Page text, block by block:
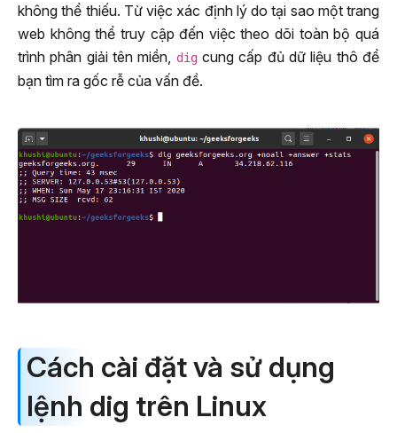
không thể thiếu. Từ việc xác định lý do tại sao một trang
web không thể truy cập đến việc theo dõi toàn bộ quá
trình phân giải tên miền,
digcung cấp đủ dữ liệu thô để
bạn tìm ra gốc rễ của vấn đề.
Cách cài đặt và sử dụng
lệnh dig trên Linux